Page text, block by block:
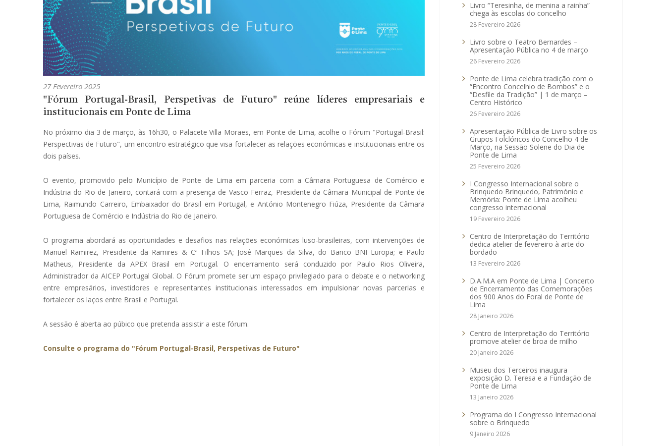
27 Fevereiro 2025
"Fórum Portugal-Brasil, Perspetivas de Futuro" reúne líderes empresariais e
institucionais em Ponte de Lima
No próximo dia 3 de março, às 16h30, o Palacete Villa Moraes, em Ponte de Lima, acolhe o Fórum "Portugal-Brasil:
Perspectivas de Futuro", um encontro estratégico que visa fortalecer as relações económicas e institucionais entre os
dois países.
O evento, promovido pelo Município de Ponte de Lima em parceria com a Câmara Portuguesa de Comércio e
Indústria do Rio de Janeiro, contará com a presença de Vasco Ferraz, Presidente da Câmara Municipal de Ponte de
Lima, Raimundo Carreiro, Embaixador do Brasil em Portugal, e António Montenegro Fiúza, Presidente da Câmara
Portuguesa de Comércio e Indústria do Rio de Janeiro.
O programa abordará as oportunidades e desafios nas relações económicas luso-brasileiras, com intervenções de
Manuel Ramirez, Presidente da Ramires & Cª Filhos SA; José Marques da Silva, do Banco BNI Europa; e Paulo
Matheus, Presidente da APEX Brasil em Portugal. O encerramento será conduzido por Paulo Rios Oliveira,
Administrador da AICEP Portugal Global. O Fórum promete ser um espaço privilegiado para o debate e o networking
entre empresários, investidores e representantes institucionais interessados em impulsionar novas parcerias e
fortalecer os laços entre Brasil e Portugal.
A sessão é aberta ao púbico que pretenda assistir a este fórum.
Consulte o programa do "Fórum Portugal-Brasil, Perspetivas de Futuro"
Livro “Teresinha, de menina a rainha”
chega às escolas do concelho
28 Fevereiro 2026
Livro sobre o Teatro Bernardes –
Apresentação Pública no 4 de março
26 Fevereiro 2026
Ponte de Lima celebra tradição com o
“Encontro Concelhio de Bombos” e o
“Desfile da Tradição” | 1 de março –
Centro Histórico
26 Fevereiro 2026
Apresentação Pública de Livro sobre os
Grupos Folclóricos do Concelho 4 de
Março, na Sessão Solene do Dia de
Ponte de Lima
25 Fevereiro 2026
I Congresso Internacional sobre o
Brinquedo Brinquedo, Património e
Memória: Ponte de Lima acolheu
congresso internacional
19 Fevereiro 2026
Centro de Interpretação do Território
dedica atelier de fevereiro à arte do
bordado
13 Fevereiro 2026
D.A.M.A em Ponte de Lima | Concerto
de Encerramento das Comemorações
dos 900 Anos do Foral de Ponte de
Lima
28 Janeiro 2026
Centro de Interpretação do Território
promove atelier de broa de milho
20 Janeiro 2026
Museu dos Terceiros inaugura
exposição D. Teresa e a Fundação de
Ponte de Lima
13 Janeiro 2026
Programa do I Congresso Internacional
sobre o Brinquedo
9 Janeiro 2026